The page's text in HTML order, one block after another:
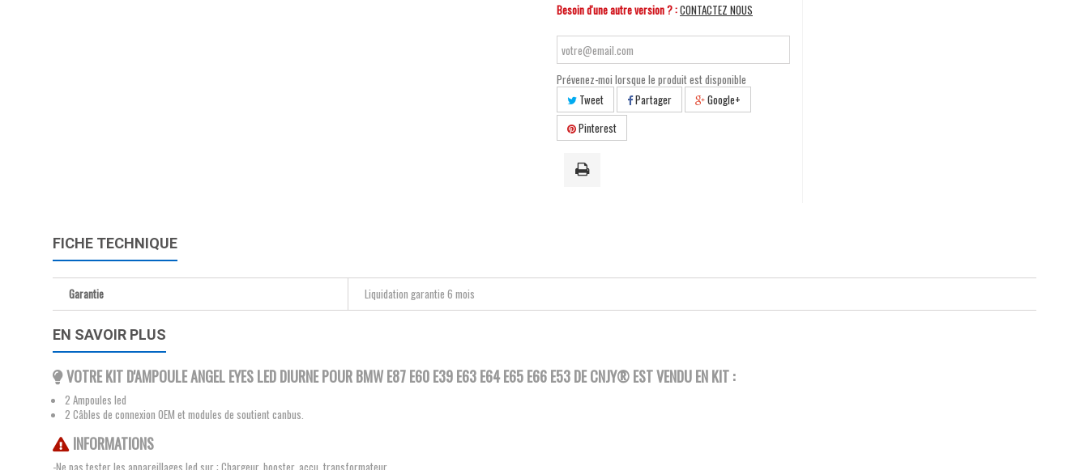
Besoin d'une autre version ? :CONTACTEZ NOUS
Prévenez-moi lorsque le produit est disponible
Tweet
Partager
Google+
Pinterest
FICHE TECHNIQUE
Garantie Liquidation garantie 6 mois
EN SAVOIR PLUS
VOTRE KIT D'AMPOULE ANGEL EYES LED DIURNE POUR BMW E87 E60 E39 E63 E64 E65 E66 E53DE CNJY®EST VENDU EN KIT :
2 Ampoules led
2 Câbles de connexion OEM et modules de soutient canbus.
INFORMATIONS
-Ne pas tester les appareillages led sur ; Chargeur, booster, accu, transformateur.